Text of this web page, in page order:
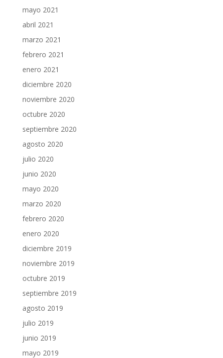
mayo 2021
abril 2021
marzo 2021
febrero 2021
enero 2021
diciembre 2020
noviembre 2020
octubre 2020
septiembre 2020
agosto 2020
julio 2020
junio 2020
mayo 2020
marzo 2020
febrero 2020
enero 2020
diciembre 2019
noviembre 2019
octubre 2019
septiembre 2019
agosto 2019
julio 2019
junio 2019
mayo 2019